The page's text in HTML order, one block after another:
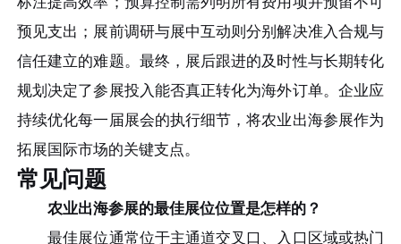
预见支出；展前调研与展中互动则分别解决准入合规与
信任建立的难题。最终，展后跟进的及时性与长期转化
规划决定了参展投入能否真正转化为海外订单。企业应
持续优化每一届展会的执行细节，将农业出海参展作为
拓展国际市场的关键支点。
常见问题
农业出海参展的最佳展位位置是怎样的？
最佳展位通常位于主通道交叉口、入口区域或热门